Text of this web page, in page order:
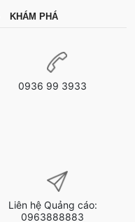
KHÁM PHÁ
0936 99 3933
Liên hệ Quảng cáo:
0963888883